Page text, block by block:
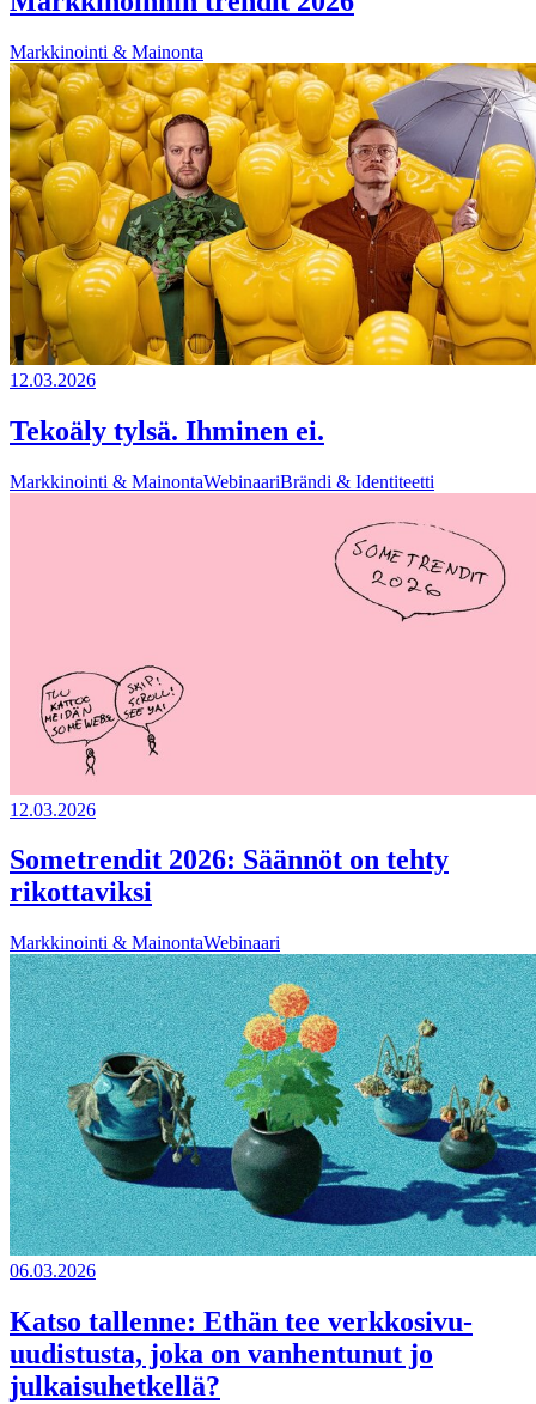
Markkinointi & Mainonta
12.03.2026
Tekoäly tylsä. Ihminen ei.
Markkinointi & MainontaWebinaariBrändi & Identiteetti
12.03.2026
Sometrendit 2026: Säännöt on tehty
rikottaviksi
Markkinointi & MainontaWebinaari
06.03.2026
Katso tallenne: Ethän tee verkkosivu-
uudistusta, joka on vanhentunut jo
julkaisuhetkellä?